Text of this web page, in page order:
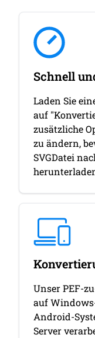
Schnell
Laden Sie
auf
zusätzliche
zu ändern,
SVGDatei
Unser PEF-
auf
Android-
Server